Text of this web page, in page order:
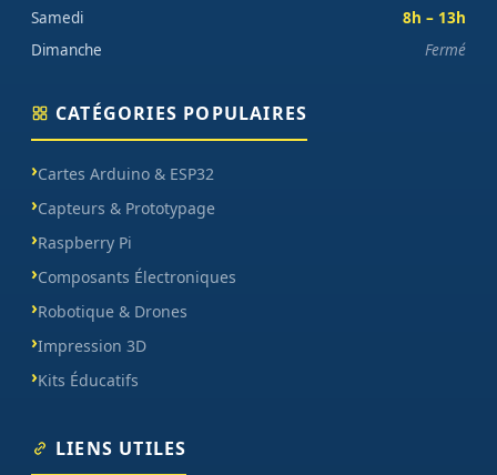
Samedi
8h – 13h
Dimanche
Fermé
CATÉGORIES POPULAIRES
Cartes Arduino & ESP32
Capteurs & Prototypage
Raspberry Pi
Composants Électroniques
Robotique & Drones
Impression 3D
Kits Éducatifs
LIENS UTILES